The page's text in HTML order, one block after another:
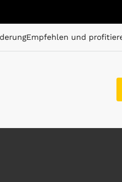
Empfehlen und